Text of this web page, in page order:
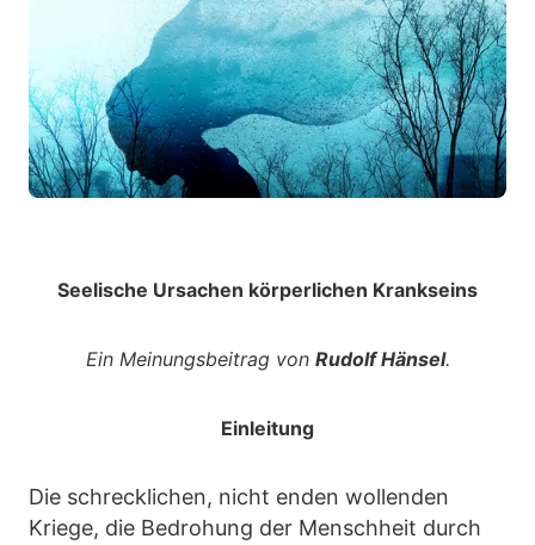
Seelische Ursachen körperlichen Krankseins
Ein Meinungsbeitrag von Rudolf Hänsel.
Einleitung
Die schrecklichen, nicht enden wollenden
Kriege, die Bedrohung der Menschheit durch